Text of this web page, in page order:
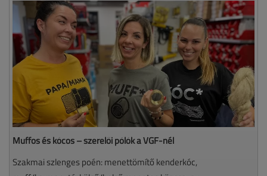
Muffos és kócos – szerelői pólók a VGF-nél
Szakmai szlenges poén: menettömítő kenderkóc,